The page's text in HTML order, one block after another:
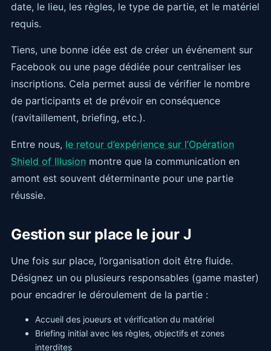
date, le lieu, les règles, le type de partie, et le matériel
requis.
Tiens, une bonne idée est de créer un événement sur
Facebook ou une page dédiée pour centraliser les
inscriptions. Cela permet aussi de vérifier le nombre
de participants et de prévoir en conséquence
(ravitaillement, briefing, etc.).
Entre nous, le retour d’expérience sur l’Opération
Shield of Illusion montre que la communication en
amont est souvent déterminante pour une partie
réussie.
Gestion sur place le jour J
Une fois sur place, l’organisation doit être fluide.
Désignez un ou plusieurs responsables (game master)
pour encadrer le déroulement de la partie :
Accueil des joueurs et vérification du matériel
Briefing initial avec les règles, objectifs et zones
interdites